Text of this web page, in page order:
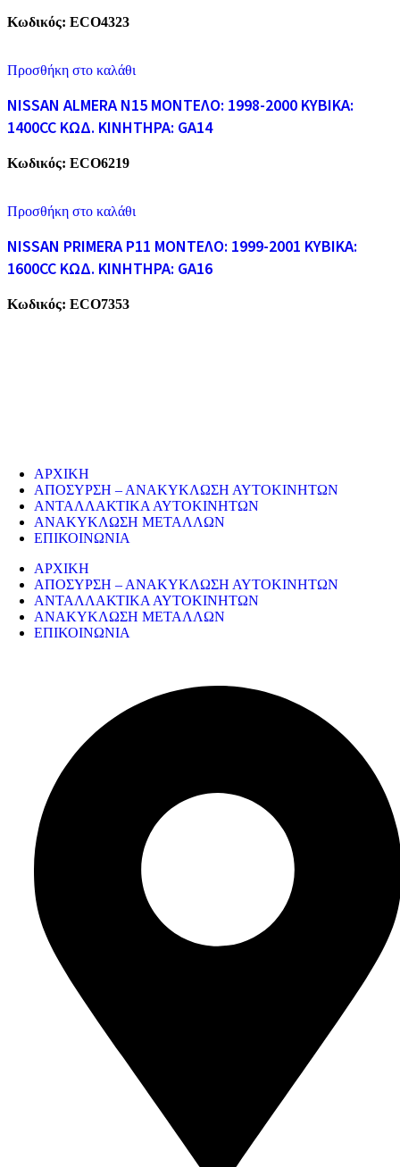
Κωδικός: ECO4323
Προσθήκη στο καλάθι
NISSAN ALMERA N15 ΜΟΝΤΕΛΟ: 1998-2000 ΚΥΒΙΚΑ:
1400CC ΚΩΔ. ΚΙΝΗΤΗΡΑ: GA14
Κωδικός: ECO6219
Προσθήκη στο καλάθι
NISSAN PRIMERA P11 ΜΟΝΤΕΛΟ: 1999-2001 ΚΥΒΙΚΑ:
1600CC ΚΩΔ. ΚΙΝΗΤΗΡΑ: GA16
Κωδικός: ECO7353
ΑΡΧΙΚΗ
ΑΠΟΣΥΡΣΗ – ΑΝΑΚΥΚΛΩΣΗ ΑΥΤΟΚΙΝΗΤΩΝ
ΑΝΤΑΛΛΑΚΤΙΚΑ ΑΥΤΟΚΙΝΗΤΩΝ
ΑΝΑΚΥΚΛΩΣΗ ΜΕΤΑΛΛΩΝ
ΕΠΙΚΟΙΝΩΝΙΑ
ΑΡΧΙΚΗ
ΑΠΟΣΥΡΣΗ – ΑΝΑΚΥΚΛΩΣΗ ΑΥΤΟΚΙΝΗΤΩΝ
ΑΝΤΑΛΛΑΚΤΙΚΑ ΑΥΤΟΚΙΝΗΤΩΝ
ΑΝΑΚΥΚΛΩΣΗ ΜΕΤΑΛΛΩΝ
ΕΠΙΚΟΙΝΩΝΙΑ